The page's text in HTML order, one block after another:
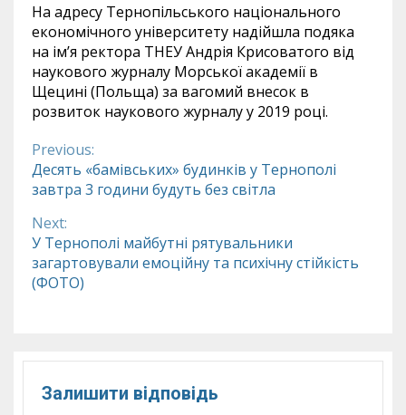
На адресу Тернопільського національного
економічного університету надійшла подяка
на ім’я ректора ТНЕУ Андрія Крисоватого від
наукового журналу Морської академії в
Щецині (Польща) за вагомий внесок в
розвиток наукового журналу у 2019 році.
Continue
Reading
Previous:
Десять «бамівських» будинків у Тернополі
завтра 3 години будуть без світла
Next:
У Тернополі майбутні рятувальники
загартовували емоційну та психічну стійкість
(ФОТО)
Залишити відповідь